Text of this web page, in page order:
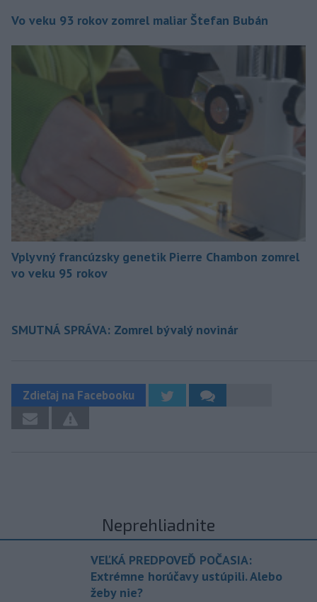
Vo veku 93 rokov zomrel maliar Štefan Bubán
Vplyvný francúzsky genetik Pierre Chambon zomrel
vo veku 95 rokov
SMUTNÁ SPRÁVA: Zomrel bývalý novinár
Zdieľaj na Facebooku
Neprehliadnite
VEĽKÁ PREDPOVEĎ POČASIA:
Extrémne horúčavy ustúpili. Alebo
žeby nie?